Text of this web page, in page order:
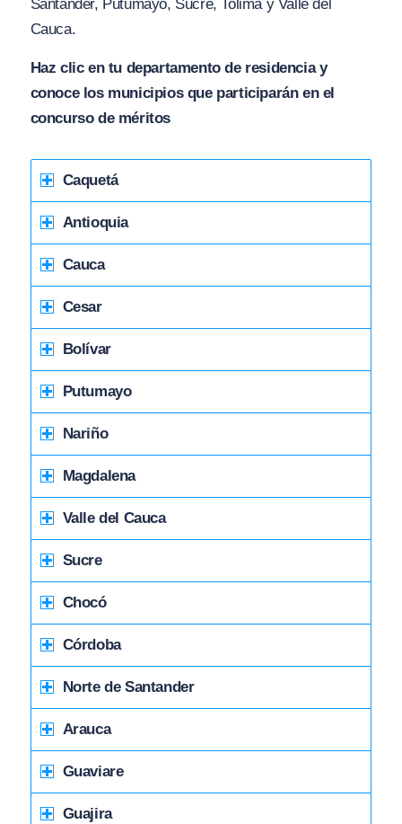
Santander, Putumayo, Sucre, Tolima y Valle del
Cauca.
Haz clic en tu departamento de residencia y
conoce los municipios que participarán en el
concurso de méritos
Caquetá
Antioquia
Cauca
Cesar
Bolívar
Putumayo
Nariño
Magdalena
Valle del Cauca
Sucre
Chocó
Córdoba
Norte de Santander
Arauca
Guaviare
Guajira